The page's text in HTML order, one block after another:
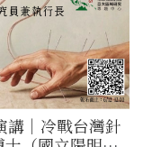
講｜冷戰台灣針